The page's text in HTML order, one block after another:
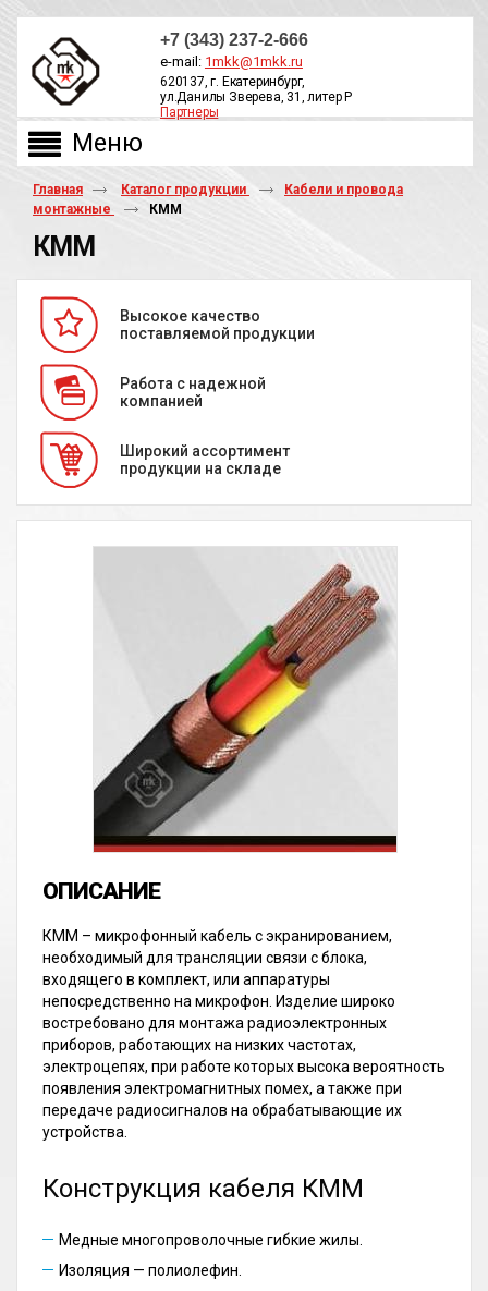
+7 (343) 237-2-666
e-mail: 1mkk@1mkk.ru
620137, г. Екатеринбург,
ул.Данилы Зверева, 31, литер Р
Партнеры
Главная Каталог продукции
Кабели и провода
монтажные
КММ
КММ
Высокое качество
поставляемой продукции
Работа с надежной
компанией
Широкий ассортимент
продукции на складе
КММ – микрофонный кабель с экранированием,
необходимый для трансляции связи с блока,
входящего в комплект, или аппаратуры
непосредственно на микрофон. Изделие широко
востребовано для монтажа радиоэлектронных
приборов, работающих на низких частотах,
электроцепях, при работе которых высока вероятность
появления электромагнитных помех, а также при
передаче радиосигналов на обрабатывающие их
устройства.
Конструкция кабеля КММ
Медные многопроволочные гибкие жилы.
Изоляция — полиолефин.